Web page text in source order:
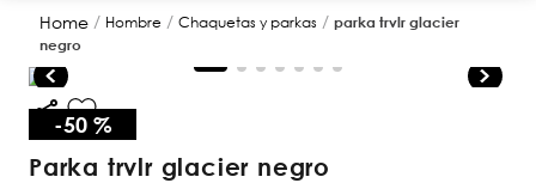
hombre chaquetas y parkas
parka trvlr glacier
negro
-50 %
parka trvlr glacier negro